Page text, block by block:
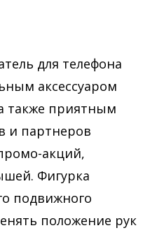
для телефона
аксессуаром
также приятным
и партнеров
акций,
Фигурка
подвижного
положение рук